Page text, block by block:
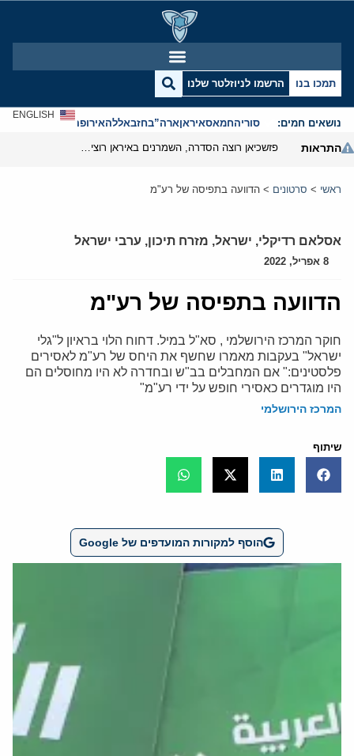
תמכו בנו הרשמו לניוזלטר שלנו
נושאים חמים: סוריהחמאסאיראןארה”בחזבאללהאירופהאנטישמיות
ENGLISH
התראות
ראשי > סרטונים > הדוועה בתפיסה של רע"מ
אסלאם רדיקלי, ישראל, מזרח תיכון, ערבי ישראל
8 אפריל, 2022
הדוועה בתפיסה של רע"מ
חוקר המרכז הירושלמי , סא"ל במיל. דחוח הלוי בראיון ל"גלי
ישראל" בעקבות מאמרו שחשף את היחס של רע"מ לאסירים
פלסטינים:" אם המחבלים בב"ש ובחדרה לא היו מחוסלים הם
היו מוגדרים כאסירי חופש על ידי רע"מ"
המרכז הירושלמי
שיתוף
הוסף למקורות המועדפים של Google